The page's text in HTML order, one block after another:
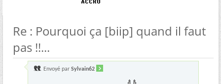
Re : Pourquoi ça [biip] quand il faut
pas !!...
Envoyé par Sylvain62